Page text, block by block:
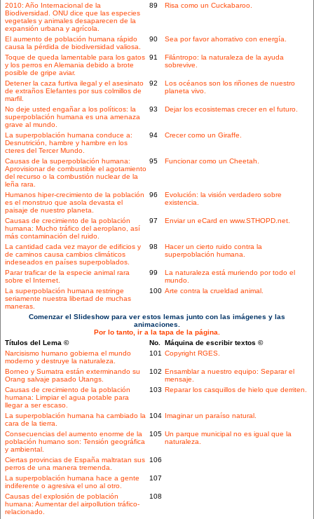
2010: Año Internacional de la
Biodiversidad. ONU dice que las especies
vegetales y animales desaparecen de la
expansión urbana y agrícola.
89 Risa como un Cuckabaroo.
El aumento de población humana rápido
causa la pérdida de biodiversidad valiosa.
90 Sea por favor ahorrativo con energía.
Toque de queda lamentable para los gatos
y los perros en Alemania debido a brote
posible de gripe aviar.
91
Filántropo: la naturaleza de la ayuda
sobrevive.
Detener la caza furtiva ilegal y el asesinato
de extraños Elefantes por sus colmillos de
marfil.
92
Los océanos son los riñones de nuestro
planeta vivo.
No deje usted engañar a los políticos: la
superpoblación humana es una amenaza
grave al mundo.
93 Dejar los ecosistemas crecer en el futuro.
La superpoblación humana conduce a:
Desnutrición, hambre y hambre en los
cteres del Tercer Mundo.
94 Crecer como un Giraffe.
Causas de la superpoblación humana:
Aprovisionar de combustible el agotamiento
del recurso o la combustión nuclear de la
leña rara.
95 Funcionar como un Cheetah.
Humanos hiper-crecimiento de la población
es el monstruo que asola devasta el
paisaje de nuestro planeta.
96
Evolución: la visión verdadero sobre
existencia.
Causas de crecimiento de la población
humana: Mucho tráfico del aeroplano, así
más contaminación del ruido.
97 Enviar un eCard en www.STHOPD.net.
La cantidad cada vez mayor de edificios y
de caminos causa cambios climáticos
indeseados en países superpoblados.
98
Hacer un cierto ruido contra la
superpoblación humana.
Parar traficar de la especie animal rara
sobre el Internet.
99
La naturaleza está muriendo por todo el
mundo.
La superpoblación humana restringe
seriamente nuestra libertad de muchas
maneras.
100 Arte contra la crueldad animal.
Comenzar el Slideshow para ver estos lemas junto con las imágenes y las
animaciones.
Por lo tanto, ir a la tapa de la página.
Títulos del Lema ©
No. Máquina de escribir textos ©
Narcisismo humano gobierna el mundo
moderno y destruye la naturaleza.
101 Copyright RGES.
Borneo y Sumatra están exterminando su
Orang salvaje pasado Utangs.
102 Ensamblar a nuestro equipo: Separar el
mensaje.
Causas de crecimiento de la población
humana: Limpiar el agua potable para
llegar a ser escaso.
103 Reparar los casquillos de hielo que derriten.
La superpoblación humana ha cambiado la
cara de la tierra.
104 Imaginar un paraíso natural.
Consecuencias del aumento enorme de la
población humano son: Tensión geográfica
y ambiental.
105 Un parque municipal no es igual que la
naturaleza.
Ciertas provincias de España maltratan sus
perros de una manera tremenda.
106
La superpoblación humana hace a gente
indiferente o agresiva el uno al otro.
107
Causas del explosión de población
humana: Aumentar del airpollution tráfico-
relacionado.
108